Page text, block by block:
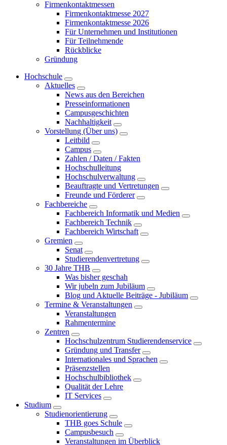
Firmenkontaktmessen
Firmenkontaktmesse 2027
Firmenkontaktmesse 2026
Für Unternehmen und Institutionen
Für Teilnehmende
Rückblicke
Gründung
Hochschule
Aktuelles
News aus den Bereichen
Presseinformationen
Campusgeschichten
Nachhaltigkeit
Vorstellung (Über uns)
Leitbild
Campus
Zahlen / Daten / Fakten
Hochschulleitung
Hochschulverwaltung
Beauftragte und Vertretungen
Freunde und Förderer
Fachbereiche
Fachbereich Informatik und Medien
Fachbereich Technik
Fachbereich Wirtschaft
Gremien
Senat
Studierendenvertretung
30 Jahre THB
Was bisher geschah
Wir jubeln zum Jubiläum
Blog und Aktuelle Beiträge - Jubiläum
Termine & Veranstaltungen
Veranstaltungen
Rahmentermine
Zentren
Hochschulzentrum Studierendenservice
Gründung und Transfer
Internationales und Sprachen
Präsenzstellen
Hochschulbibliothek
Qualität der Lehre
IT Services
Studium
Studienorientierung
THB goes Schule
Campusbesuch
Veranstaltungen im Überblick